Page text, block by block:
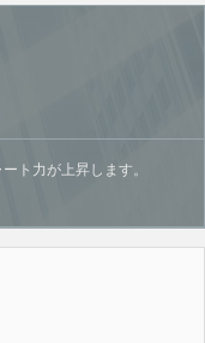
ト力が上昇します。